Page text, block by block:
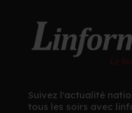
Suivez l'actualité
tous les soirs avec